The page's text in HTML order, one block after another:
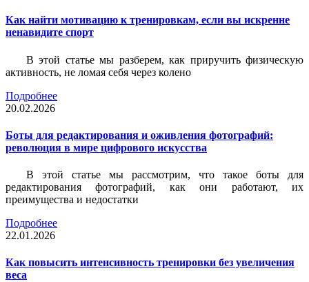
Как найти мотивацию к тренировкам, если вы искренне
ненавидите спорт
В этой статье мы разберем, как приручить физическую
активность, не ломая себя через колено
Подробнее
20.02.2026
Боты для редактирования и оживления фотографий:
революция в мире цифрового искусства
В этой статье мы рассмотрим, что такое боты для
редактирования фотографий, как они работают, их
преимущества и недостатки
Подробнее
22.01.2026
Как повысить интенсивность тренировки без увеличения
веса